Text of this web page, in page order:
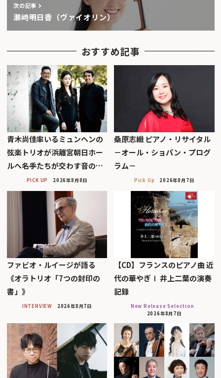
次の記事
瀬﨑明日香（ヴァイオリン）
おすすめ記事
青木尚佳率いるミュンヘンの
弦楽トリオが浜離宮朝日ホー
ルへ――名手たちが交わす音の…
PICK UP 2026年8月8日
桑原志織 ピアノ・リサイタル
－オール・ショパン・プログ
ラム－
Pick Up 2026年8月7日
ファビオ・ルイージが語る
《オラトリオ「7つの封印の
書」》
INTERVIEW 2026年8月7日
【CD】フランスのピアノ曲 近
代の華やぎⅠ 井上二葉の演奏
記録
New Release Selection
2026年8月7日